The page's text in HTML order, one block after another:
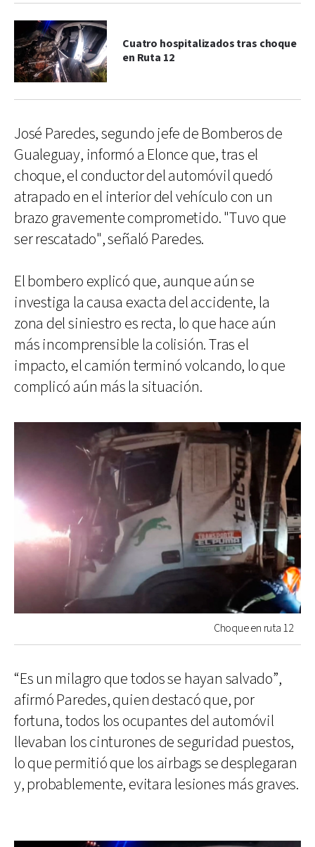
Cuatro hospitalizados tras choque
en Ruta 12
José Paredes, segundo jefe de Bomberos de
Gualeguay, informó a Elonce que, tras el
choque, el conductor del automóvil quedó
atrapado en el interior del vehículo con un
brazo gravemente comprometido. "Tuvo que
ser rescatado", señaló Paredes.
El bombero explicó que, aunque aún se
investiga la causa exacta del accidente, la
zona del siniestro es recta, lo que hace aún
más incomprensible la colisión. Tras el
impacto, el camión terminó volcando, lo que
complicó aún más la situación.
Choque en ruta 12
“Es un milagro que todos se hayan salvado”,
afirmó Paredes, quien destacó que, por
fortuna, todos los ocupantes del automóvil
llevaban los cinturones de seguridad puestos,
lo que permitió que los airbags se desplegaran
y, probablemente, evitara lesiones más graves.